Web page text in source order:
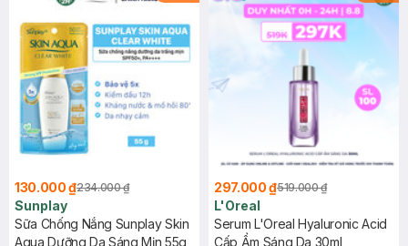
130.000 ₫234.000 ₫
Sunplay
Sữa Chống Nắng Sunplay Skin
Aqua Dưỡng Da Sáng Mịn 55g
297.000 ₫519.000 ₫
L'Oreal
Serum L'Oreal Hyaluronic Acid
Cấp Ẩm Sáng Da 30ml